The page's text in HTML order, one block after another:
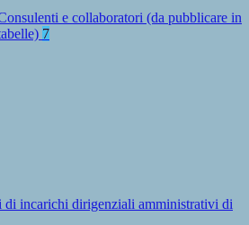
e collaboratori (da pubblicare in
7
di incarichi dirigenziali amministrativi di